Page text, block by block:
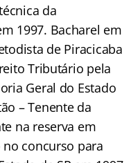
da
1997. Bacharel em
de Piracicaba
Tributário pela
Geral do Estado
– Tenente da
na reserva em
concurso para